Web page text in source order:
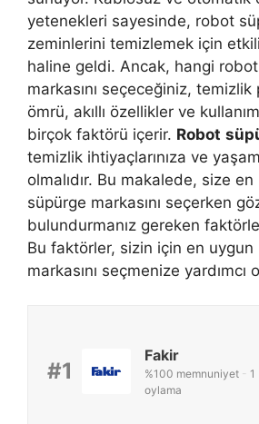
yetenekleri sayesinde, robot
zeminlerini temizlemek için
haline geldi. Ancak, hangi
markasını seçeceğiniz, temizlik
ömrü, akıllı özellikler ve
birçok faktörü içerir. Robot
temizlik ihtiyaçlarınıza ve
olmalıdır. Bu makalede, size
süpürge markasını seçerken
bulundurmanız gereken
Bu faktörler, sizin için en
markasını seçmenize yardımcı
#1
Fakir
%100 memnuniyet - 1
oylama